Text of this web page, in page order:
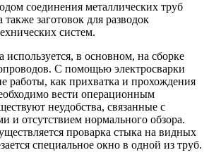
соединения металлических труб
заготовок для разводок
систем.
используется, в основном, на сборке
С помощью электросварки
работы, как прихватка и прохождения
вести операционным
неудобства, связанные с
и отсутствием нормального обзора.
проварка стыка на видных
специальное окно в одной из труб.